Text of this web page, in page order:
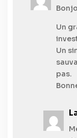
Un
Un
pas.